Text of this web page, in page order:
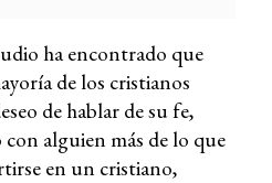
ha encontrado que
de los cristianos
de hablar de su fe,
alguien más de lo que
en un cristiano,